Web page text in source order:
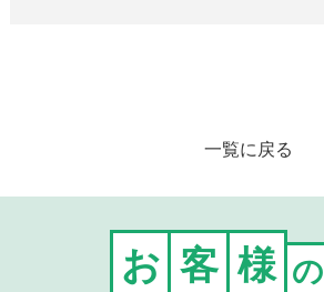
一覧に戻る
お 客 様 の